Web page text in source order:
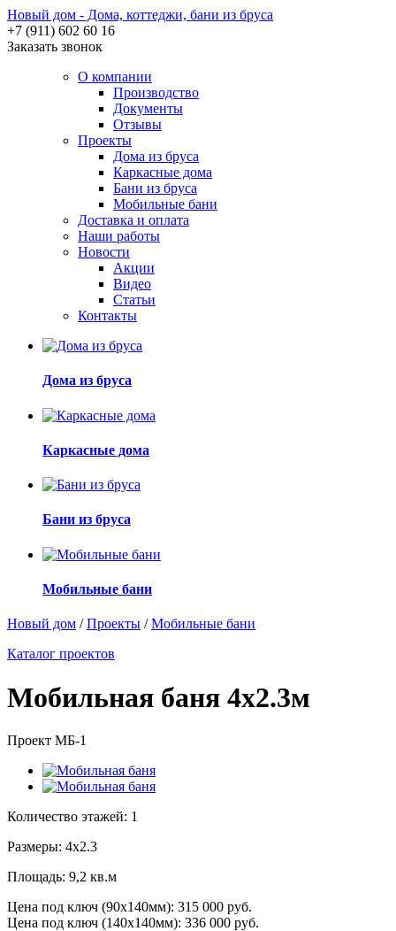
Новый дом - Дома, коттеджи, бани из бруса
+7 (911) 602 60 16
Заказать звонок
О компании
Производство
Документы
Отзывы
Проекты
Дома из бруса
Каркасные дома
Бани из бруса
Мобильные бани
Доставка и оплата
Наши работы
Новости
Акции
Видео
Статьи
Контакты
Дома из бруса
Каркасные дома
Бани из бруса
Мобильные бани
Новый дом / Проекты / Мобильные бани
Каталог проектов
Мобильная баня 4х2.3м
Проект МБ-1
Количество этажей: 1
Размеры: 4х2.3
Площадь: 9,2 кв.м
Цена под ключ (90х140мм): 315 000 руб.
Цена под ключ (140х140мм): 336 000 руб.